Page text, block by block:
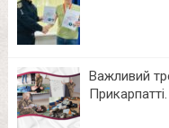
Важливий
Прикарпатті.